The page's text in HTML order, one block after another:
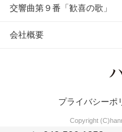
交響曲第９番「歓喜の歌」
会社概要
プライバシーポ
Copyright